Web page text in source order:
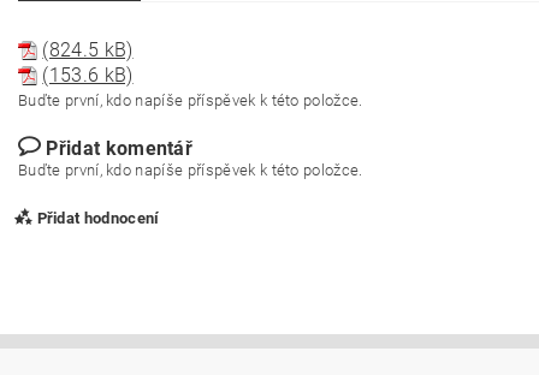
(824.5 kB)
(153.6 kB)
Buďte první, kdo napíše příspěvek k této položce.
Přidat komentář
Buďte první, kdo napíše příspěvek k této položce.
Přidat hodnocení